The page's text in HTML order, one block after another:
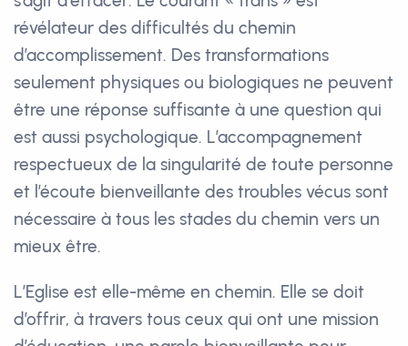
révélateur des difficultés du chemin
d’accomplissement. Des transformations
seulement physiques ou biologiques ne peuvent
être une réponse suffisante à une question qui
est aussi psychologique. L’accompagnement
respectueux de la singularité de toute personne
et l’écoute bienveillante des troubles vécus sont
nécessaire à tous les stades du chemin vers un
mieux être.
L’Eglise est elle-même en chemin. Elle se doit
d’offrir, à travers tous ceux qui ont une mission